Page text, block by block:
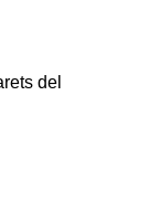
del